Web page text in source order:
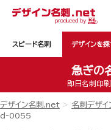
スピード名刺 デザインを探
急ぎの
即日名刺印
デザイン名刺.net 名刺デザイ
d-0055